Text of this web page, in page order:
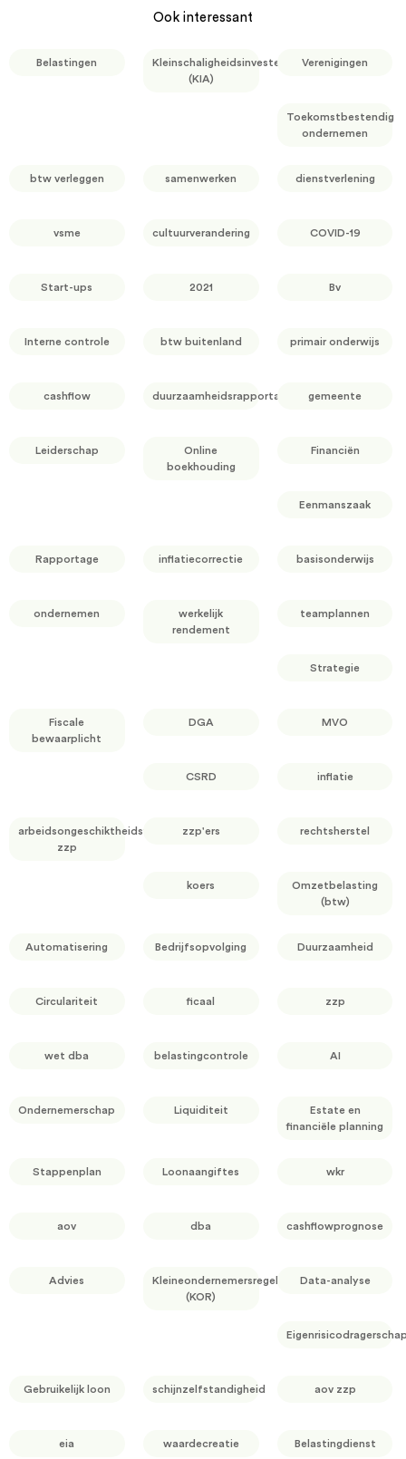
Ook interessant
Belastingen
Kleinschaligheidsinvesteringsaftrek
(KIA)
Verenigingen
Toekomstbestendig
ondernemen
btw verleggen samenwerken dienstverlening
vsme cultuurverandering COVID-19
Start-ups 2021 Bv
Interne controle btw buitenland primair onderwijs
cashflow duurzaamheidsrapportage gemeente
Leiderschap
Online
boekhouding
Financiën
Eenmanszaak
Rapportage inflatiecorrectie basisonderwijs
ondernemen
werkelijk
rendement
teamplannen
Strategie
Fiscale
bewaarplicht
DGA MVO
CSRD inflatie
arbeidsongeschiktheidsverzekering
zzp
zzp'ers rechtsherstel
koers
Omzetbelasting
(btw)
Automatisering Bedrijfsopvolging Duurzaamheid
Circulariteit ficaal zzp
wet dba belastingcontrole AI
Ondernemerschap Liquiditeit
Estate en
financiële planning
Stappenplan Loonaangiftes wkr
aov dba cashflowprognose
Advies
Kleineondernemersregeling
(KOR)
Data-analyse
Gebruikelijk loon schijnzelfstandigheid aov zzp
eia waardecreatie Belastingdienst